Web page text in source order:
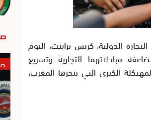
الدولية، كريس براينت، اليوم
مبادلاتهما التجارية وتسريع
الكبرى التي ينجزها المغرب،